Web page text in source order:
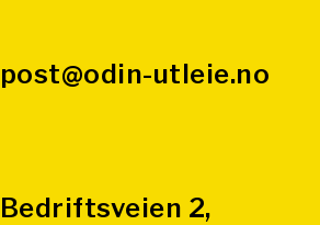
post@odin-utleie.no
Bedriftsveien 2,